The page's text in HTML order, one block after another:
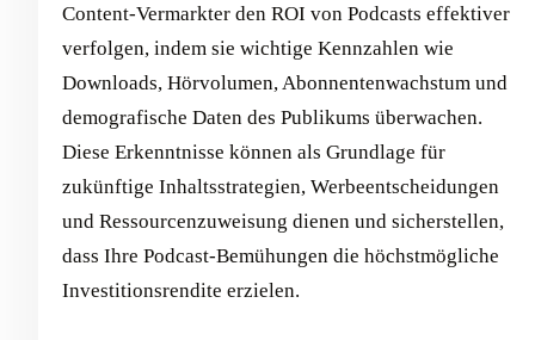
Content-Vermarkter den ROI von Podcasts effektiver
verfolgen, indem sie wichtige Kennzahlen wie
Downloads, Hörvolumen, Abonnentenwachstum und
demografische Daten des Publikums überwachen.
Diese Erkenntnisse können als Grundlage für
zukünftige Inhaltsstrategien, Werbeentscheidungen
und Ressourcenzuweisung dienen und sicherstellen,
dass Ihre Podcast-Bemühungen die höchstmögliche
Investitionsrendite erzielen.